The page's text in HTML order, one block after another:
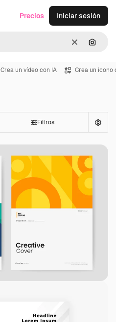
Borrar
Precios Iniciar sesión
Crea un vídeo con IA Crea un icono
Filtros